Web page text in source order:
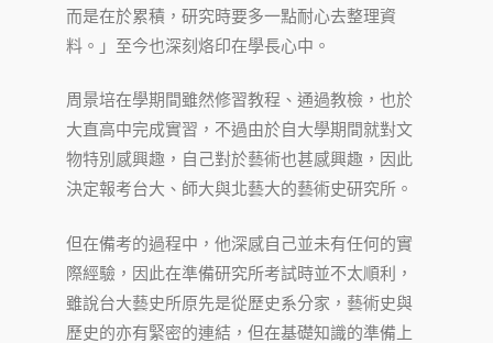
而是在於累積，研究時要多一點耐心去整理資
料。」至今也深刻烙印在學長心中。
周景培在學期間雖然修習教程、通過教檢，也於
大直高中完成實習，不過由於自大學期間就對文
物特別感興趣，自己對於藝術也甚感興趣，因此
決定報考台大、師大與北藝大的藝術史研究所。
但在備考的過程中，他深感自己並未有任何的實
際經驗，因此在準備研究所考試時並不太順利，
雖說台大藝史所原先是從歷史系分家，藝術史與
歷史的亦有緊密的連結，但在基礎知識的準備上